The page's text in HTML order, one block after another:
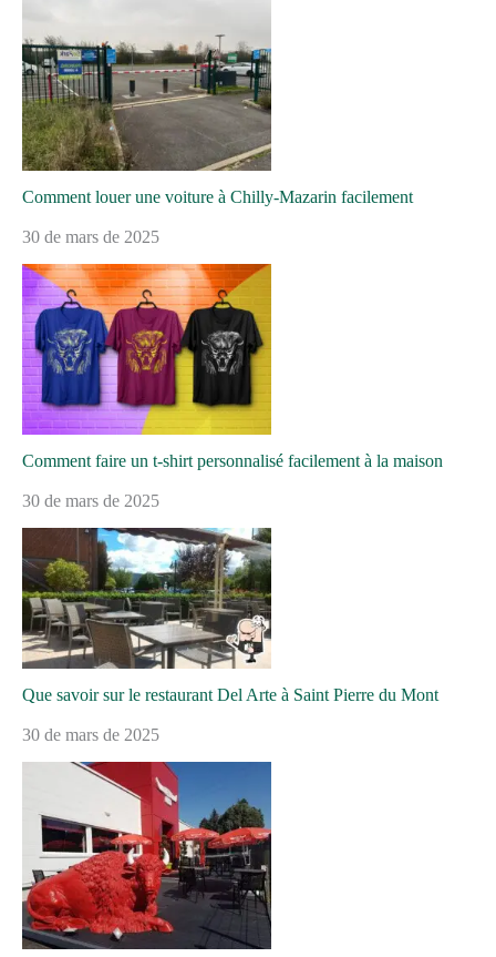
Comment louer une voiture à Chilly-Mazarin facilement
30 de mars de 2025
Comment faire un t-shirt personnalisé facilement à la maison
30 de mars de 2025
Que savoir sur le restaurant Del Arte à Saint Pierre du Mont
30 de mars de 2025